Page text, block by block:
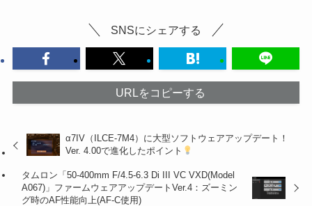
SNSにシェアする
URLをコピーする
α7IV（ILCE-7M4）に大型ソフトウェアアップデート！
Ver. 4.00で進化したポイント
タムロン「50-400mm F/4.5-6.3 Di III VC VXD(Model
A067)」ファームウェアアップデートVer.4：ズーミン
グ時のAF性能向上(AF-C使用)